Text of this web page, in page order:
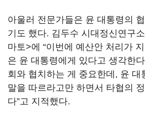
아울러 전문가들은 윤 대통령의
기도 했다. 김두수 시대정신연구
마토>에 “이번에 예산안 처리가
은 윤 대통령에게 있다고 생각한
회와 협치하는 게 중요한데, 윤 대
말을 따르라고만 하면서 타협의
다”고 지적했다.